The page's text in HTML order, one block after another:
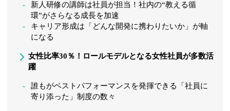
新人研修の講師は社員が担当！社内の“教える循
環”がさらなる成長を加速
キャリア形成は「どんな開発に携わりたいか」が軸
になる
女性比率30％！ロールモデルとなる女性社員が多数活
躍
誰もがベストパフォーマンスを発揮できる「社員に
寄り添った」制度の数々